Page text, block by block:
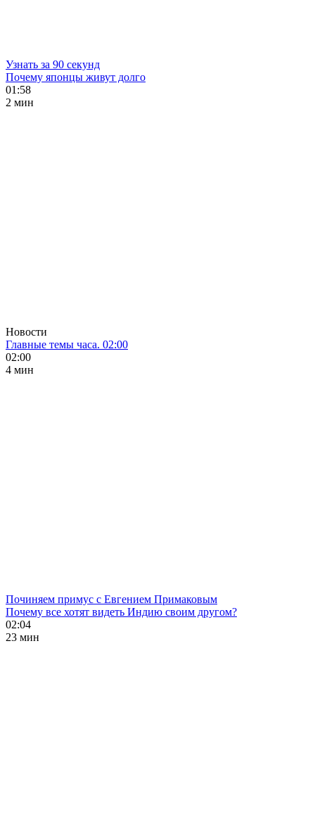
Узнать за 90 секунд
Почему японцы живут долго
01:58
2 мин
Новости
Главные темы часа. 02:00
02:00
4 мин
Починяем примус с Евгением Примаковым
Почему все хотят видеть Индию своим другом?
02:04
23 мин